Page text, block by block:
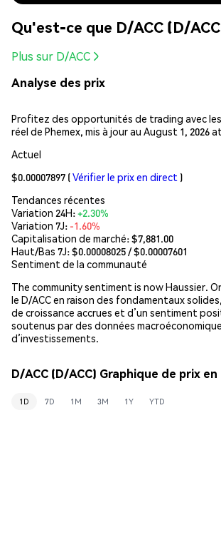
Qu'est-ce que D/ACC (D/
Plus sur D/ACC
Analyse des prix
Profitez des opportunités de trading avec
réel de Phemex, mis à jour au August 1, 2026
Actuel
$0.00007897 (Vérifier le prix en direct )
Tendances récentes
Variation 24H:+2.30%
Variation 7J: -1.60%
Capitalisation de marché:$7,881.00
Haut/Bas 7J: $0.00008025/ $0.00007601
Sentiment de la communauté
The community sentiment is now Haussier.
le D/ACC en raison des fondamentaux
de croissance accrues et d’un sentiment
soutenus par des données
d’investissements.
D/ACC (D/ACC) Graphique de prix
1D 7D 1M 3M 1Y YTD